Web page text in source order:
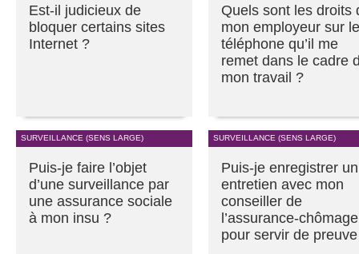
Est-il judicieux de
bloquer certains sites
Internet ?
Quels sont les droits
mon employeur sur le
téléphone qu’il me
remet dans le cadre
mon travail ?
SURVEILLANCE (SENS LARGE)
Puis-je faire l’objet
d’une surveillance par
une assurance sociale
à mon insu ?
SURVEILLANCE (SENS LARGE)
Puis-je enregistrer un
entretien avec mon
conseiller de
l’assurance-chômage
pour servir de